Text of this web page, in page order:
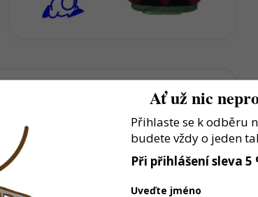
hraní
po generace
Ať už nic
Přihlaste se k odběru
budete vždy o jeden
Při přihlášení sleva 5
Uveďte jméno